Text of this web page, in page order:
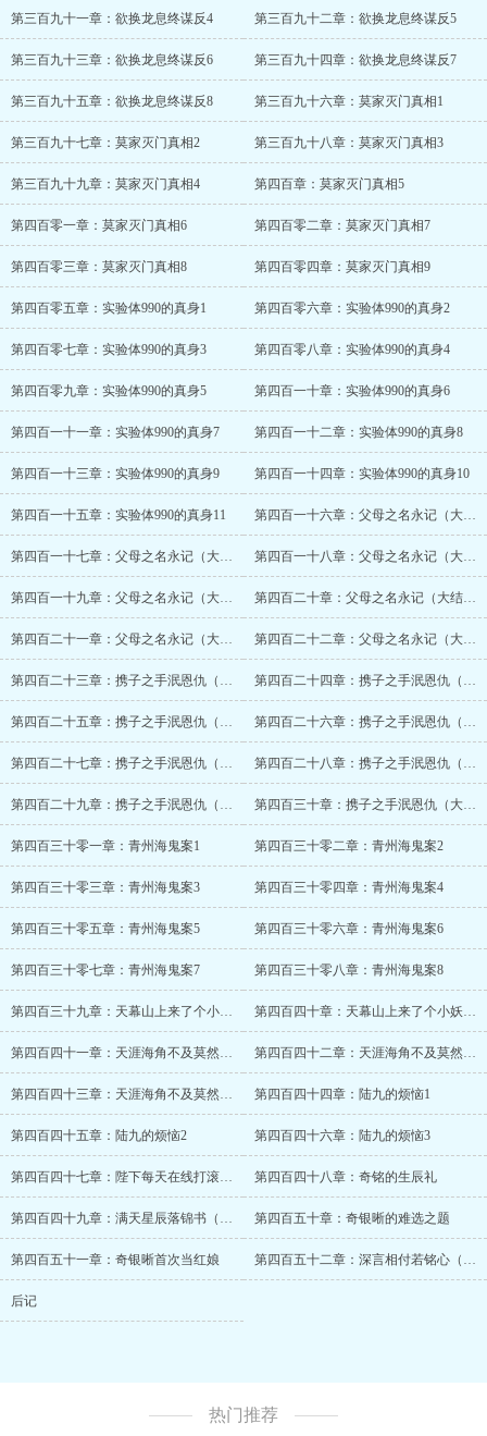
第三百九十一章：欲换龙息终谋反4 第三百九十二章：欲换龙息终谋反5
第三百九十三章：欲换龙息终谋反6 第三百九十四章：欲换龙息终谋反7
第三百九十五章：欲换龙息终谋反8 第三百九十六章：莫家灭门真相1
第三百九十七章：莫家灭门真相2 第三百九十八章：莫家灭门真相3
第三百九十九章：莫家灭门真相4 第四百章：莫家灭门真相5
第四百零一章：莫家灭门真相6 第四百零二章：莫家灭门真相7
第四百零三章：莫家灭门真相8 第四百零四章：莫家灭门真相9
第四百零五章：实验体990的真身1 第四百零六章：实验体990的真身2
第四百零七章：实验体990的真身3 第四百零八章：实验体990的真身4
第四百零九章：实验体990的真身5 第四百一十章：实验体990的真身6
第四百一十一章：实验体990的真身7 第四百一十二章：实验体990的真身8
第四百一十三章：实验体990的真身9 第四百一十四章：实验体990的真身10
第四百一十五章：实验体990的真身11 第四百一十六章：父母之名永记（大结局）1
第四百一十七章：父母之名永记（大结局）2 第四百一十八章：父母之名永记（大结局）3
第四百一十九章：父母之名永记（大结局）4 第四百二十章：父母之名永记（大结局）5
第四百二十一章：父母之名永记（大结局）6 第四百二十二章：父母之名永记（大结局）7
第四百二十三章：携子之手泯恩仇（大结局）1 第四百二十四章：携子之手泯恩仇（大结局）2
第四百二十五章：携子之手泯恩仇（大结局）3 第四百二十六章：携子之手泯恩仇（大结局）4
第四百二十七章：携子之手泯恩仇（大结局）5 第四百二十八章：携子之手泯恩仇（大结局）6
第四百二十九章：携子之手泯恩仇（大结局）7 第四百三十章：携子之手泯恩仇（大结局）8
第四百三十零一章：青州海鬼案1 第四百三十零二章：青州海鬼案2
第四百三十零三章：青州海鬼案3 第四百三十零四章：青州海鬼案4
第四百三十零五章：青州海鬼案5 第四百三十零六章：青州海鬼案6
第四百三十零七章：青州海鬼案7 第四百三十零八章：青州海鬼案8
第四百三十九章：天幕山上来了个小妖怪（谨乐篇始）1 第四百四十章：天幕山上来了个小妖怪（谨乐篇始）2
第四百四十一章：天涯海角不及莫然一居1 第四百四十二章：天涯海角不及莫然一居2
第四百四十三章：天涯海角不及莫然一居3 第四百四十四章：陆九的烦恼1
第四百四十五章：陆九的烦恼2 第四百四十六章：陆九的烦恼3
第四百四十七章：陛下每天在线打滚撒娇（兴兰篇） 第四百四十八章：奇铭的生辰礼
第四百四十九章：满天星辰落锦书（谨乐篇终） 第四百五十章：奇银晰的难选之题
第四百五十一章：奇银晰首次当红娘 第四百五十二章：深言相付若铭心（完结）
后记
热门推荐